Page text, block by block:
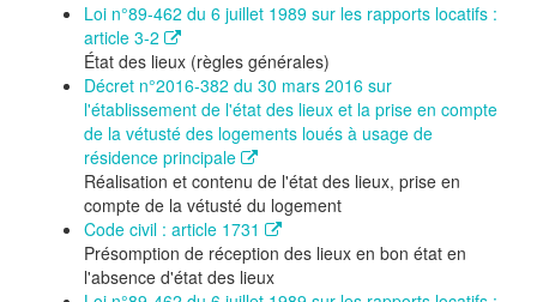
Loi n°89-462 du 6 juillet 1989 sur les rapports locatifs :
article 3-2
État des lieux (règles générales)
Décret n°2016-382 du 30 mars 2016 sur
l'établissement de l'état des lieux et la prise en compte
de la vétusté des logements loués à usage de
résidence principale
Réalisation et contenu de l'état des lieux, prise en
compte de la vétusté du logement
Code civil : article 1731
Présomption de réception des lieux en bon état en
l'absence d'état des lieux